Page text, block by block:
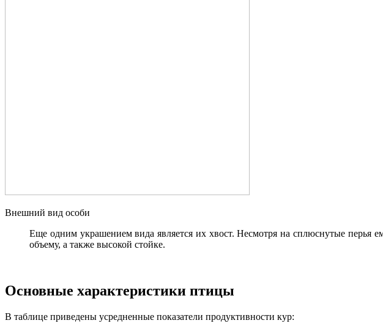
Внешний вид особи
Еще одним украшением вида является их хвост. Несмотря на сплюснутые перья
объему, а также высокой стойке.
Основные характеристики птицы
В таблице приведены усредненные показатели продуктивности кур: